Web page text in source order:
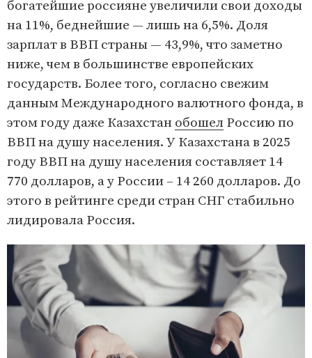
богатейшие россияне увеличили свои доходы
на 11%, беднейшие — лишь на 6,5%. Доля
зарплат в ВВП страны — 43,9%, что заметно
ниже, чем в большинстве европейских
государств. Более того, согласно свежим
данным Международного валютного фонда, в
этом году даже Казахстан обошел Россию по
ВВП на душу населения. У Казахстана в 2025
году ВВП на душу населения составляет 14
770 долларов, а у России – 14 260 долларов. До
этого в рейтинге среди стран СНГ стабильно
лидировала Россия.